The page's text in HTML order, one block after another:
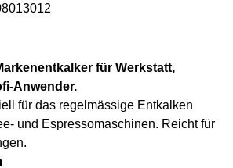
für Werkstatt,
Anwender.
für das regelmässige Entkalken
und Espressomaschinen. Reicht für